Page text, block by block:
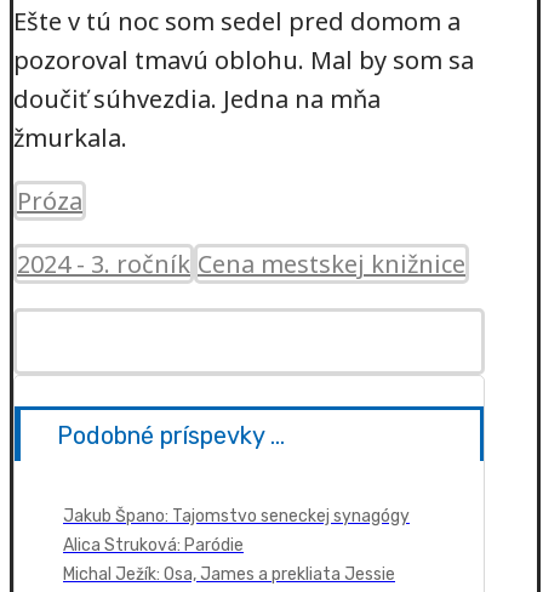
Ešte v tú noc som sedel pred domom a
pozoroval tmavú oblohu. Mal by som sa
doučiť súhvezdia. Jedna na mňa
žmurkala.
Próza
2024 - 3. ročník Cena mestskej knižnice
Podobné príspevky ...
Jakub Špano: Tajomstvo seneckej synagógy
Alica Struková: Paródie
Michal Ježík: Osa, James a prekliata Jessie